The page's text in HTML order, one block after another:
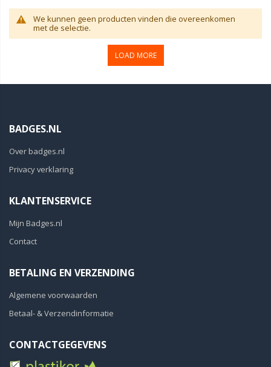
We kunnen geen producten vinden die overeenkomen
met de selectie.
BADGES.NL
Over badges.nl
Privacy verklaring
KLANTENSERVICE
Mijn Badges.nl
Contact
BETALING EN VERZENDING
Algemene voorwaarden
Betaal- & Verzendinformatie
CONTACTGEGEVENS